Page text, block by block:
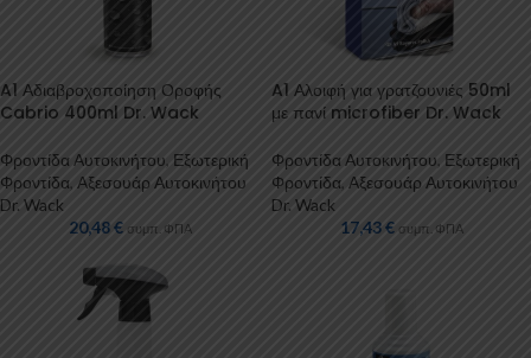
A1 Αδιαβροχοποίηση Οροφής
Cabrio 400ml Dr. Wack
Φροντίδα Αυτοκινήτου, Εξωτερική
Φροντίδα, Αξεσουάρ Αυτοκινήτου
Dr. Wack
20,48€ συμπ. ΦΠΑ
A1 Αλοιφή για γρατζουνιές 50ml
με πανί microfiber Dr. Wack
Φροντίδα Αυτοκινήτου, Εξωτερική
Φροντίδα, Αξεσουάρ Αυτοκινήτου
Dr. Wack
17,43€ συμπ. ΦΠΑ